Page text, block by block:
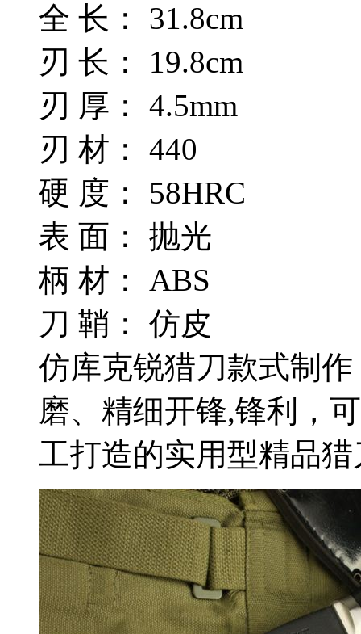
全 长： 31.8cm
刃 长： 19.8cm
刃 厚： 4.5mm
刃 材： 440
硬 度： 58HRC
表 面： 抛光
柄 材： ABS
刀 鞘： 仿皮
仿库克锐猎刀款式制
磨、精细开锋,锋利，
工打造的实用型精品猎